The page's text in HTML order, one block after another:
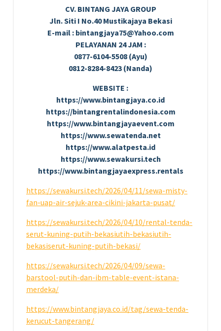
CV. BINTANG JAYA GROUP
Jln. Siti I No.40 Mustikajaya Bekasi
E-mail : bintangjaya75@Yahoo.com
PELAYANAN 24 JAM :
0877-6104-5508 (Ayu)
0812-8284-8423 (Nanda)
WEBSITE :
https://www.bintangjaya.co.id
https://bintangrentalindonesia.com
https://www.bintangjayaevent.com
https://www.sewatenda.net
https://www.alatpesta.id
https://www.sewakursi.tech
https://www.bintangjayaexpress.rentals
https://sewakursi.tech/2026/04/11/sewa-misty-
fan-uap-air-sejuk-area-cikini-jakarta-pusat/
https://sewakursi.tech/2026/04/10/rental-tenda-
serut-kuning-putih-bekasiutih-bekasiutih-
bekasiserut-kuning-putih-bekasi/
https://sewakursi.tech/2026/04/09/sewa-
barstool-putih-dan-ibm-table-event-istana-
merdeka/
https://www.bintangjaya.co.id/tag/sewa-tenda-
kerucut-tangerang/